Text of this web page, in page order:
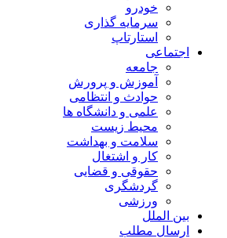
خودرو
سرمایه گذاری
استارتاپ
اجتماعی
جامعه
آموزش و پرورش
حوادث و انتظامی
علمی و دانشگاه ها
محیط زیست
سلامت و بهداشت
کار و اشتغال
حقوقی و قضایی
گردشگری
ورزشی
بین الملل
ارسال مطلب